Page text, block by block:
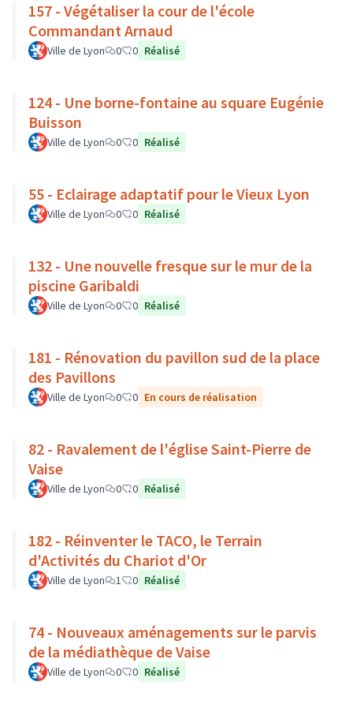
157 - Végétaliser la cour de l'école
Commandant Arnaud
Ville de Lyon 0 0 Réalisé
124 - Une borne-fontaine au square Eugénie
Buisson
Ville de Lyon 0 0 Réalisé
55 - Eclairage adaptatif pour le Vieux Lyon
Ville de Lyon 0 0 Réalisé
132 - Une nouvelle fresque sur le mur de la
piscine Garibaldi
Ville de Lyon 0 0 Réalisé
181 - Rénovation du pavillon sud de la place
des Pavillons
Ville de Lyon 0 0 En cours de réalisation
82 - Ravalement de l'église Saint-Pierre de
Vaise
Ville de Lyon 0 0 Réalisé
182 - Réinventer le TACO, le Terrain
d'Activités du Chariot d'Or
Ville de Lyon 1 0 Réalisé
74 - Nouveaux aménagements sur le parvis
de la médiathèque de Vaise
Ville de Lyon 0 0 Réalisé